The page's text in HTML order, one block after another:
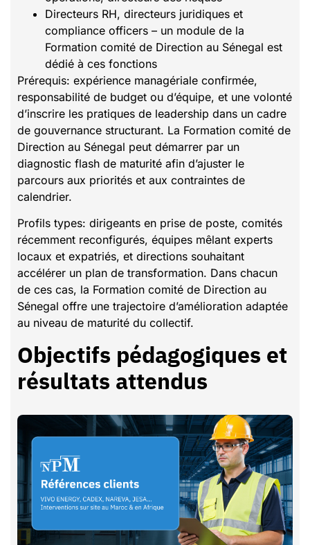
Directeurs RH, directeurs juridiques et
compliance officers – un module de la
Formation comité de Direction au Sénegal est
dédié à ces fonctions
Prérequis: expérience managériale confirmée,
responsabilité de budget ou d’équipe, et une volonté
d’inscrire les pratiques de leadership dans un cadre
de gouvernance structurant. La Formation comité de
Direction au Sénegal peut démarrer par un
diagnostic flash de maturité afin d’ajuster le
parcours aux priorités et aux contraintes de
calendrier.
Profils types: dirigeants en prise de poste, comités
récemment reconfigurés, équipes mêlant experts
locaux et expatriés, et directions souhaitant
accélérer un plan de transformation. Dans chacun
de ces cas, la Formation comité de Direction au
Sénegal offre une trajectoire d’amélioration adaptée
au niveau de maturité du collectif.
Objectifs pédagogiques et
résultats attendus